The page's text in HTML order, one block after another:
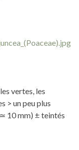
vertes, les
> un peu plus
10 mm) ± teintés